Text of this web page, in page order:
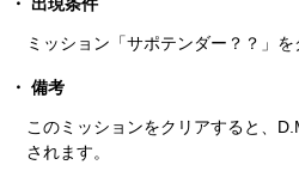
ミッション「サポテンダー？？」を
備考
このミッションをクリアすると、
されます。